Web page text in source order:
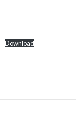
Download